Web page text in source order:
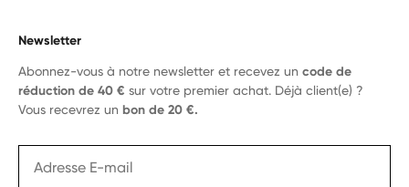
Newsletter
Abonnez-vous à notre newsletter et recevez un code de
réduction de 40 € sur votre premier achat. Déjà client(e) ?
Vous recevrez un bon de 20 €.